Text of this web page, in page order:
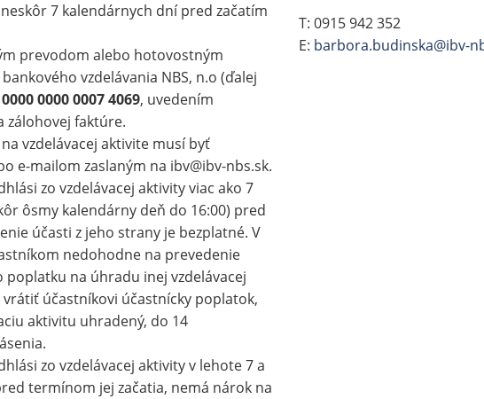
7 kalendárnych dní pred začatím
prevodom alebo hotovostným
vzdelávania NBS, n.o (ďalej
0000 0007 4069, uvedením
zálohovej faktúre.
vzdelávacej aktivite musí byť
e-mailom zaslaným na ibv@ibv-nbs.sk.
zo vzdelávacej aktivity viac ako 7
ôsmy kalendárny deň do 16:00) pred
účasti z jeho strany je bezplatné. V
nedohodne na prevedenie
na úhradu inej vzdelávacej
vrátiť účastníkovi účastnícky poplatok,
aktivitu uhradený, do 14
zo vzdelávacej aktivity v lehote 7 a
termínom jej začatia, nemá nárok na
T: 0915 942 352
E: barbora.budinska@ibv-